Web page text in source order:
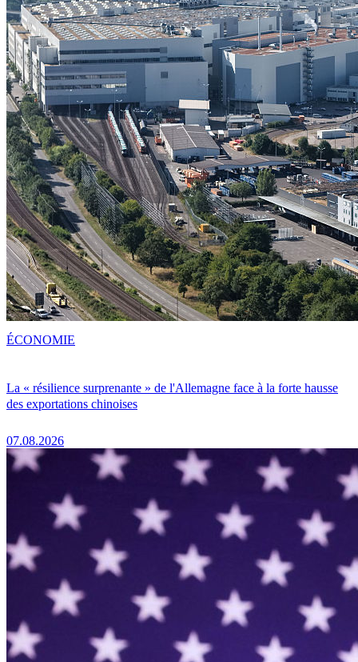
La « résilience surprenante » de l'Allemagne face à la forte hausse
des exportations chinoises
07.08.2026
ÉCONOMIE